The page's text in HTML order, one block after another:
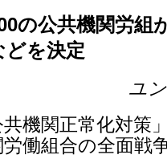
の公共機関労組
どを決定
ユ
共機関正常化対
労働組合の全面戦